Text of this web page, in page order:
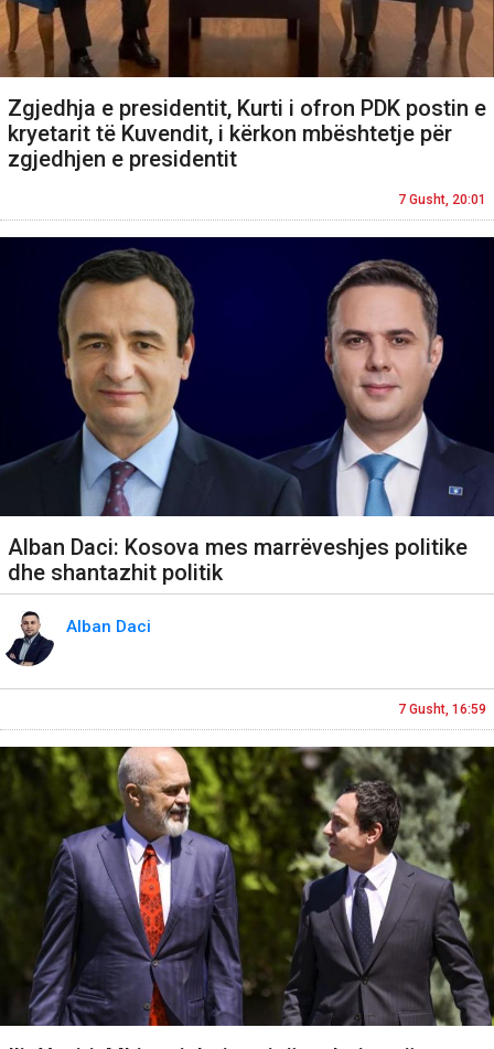
Zgjedhja e presidentit, Kurti i ofron PDK postin e
kryetarit të Kuvendit, i kërkon mbështetje për
zgjedhjen e presidentit
7 Gusht, 20:01
Alban Daci: Kosova mes marrëveshjes politike
dhe shantazhit politik
Alban Daci
7 Gusht, 16:59